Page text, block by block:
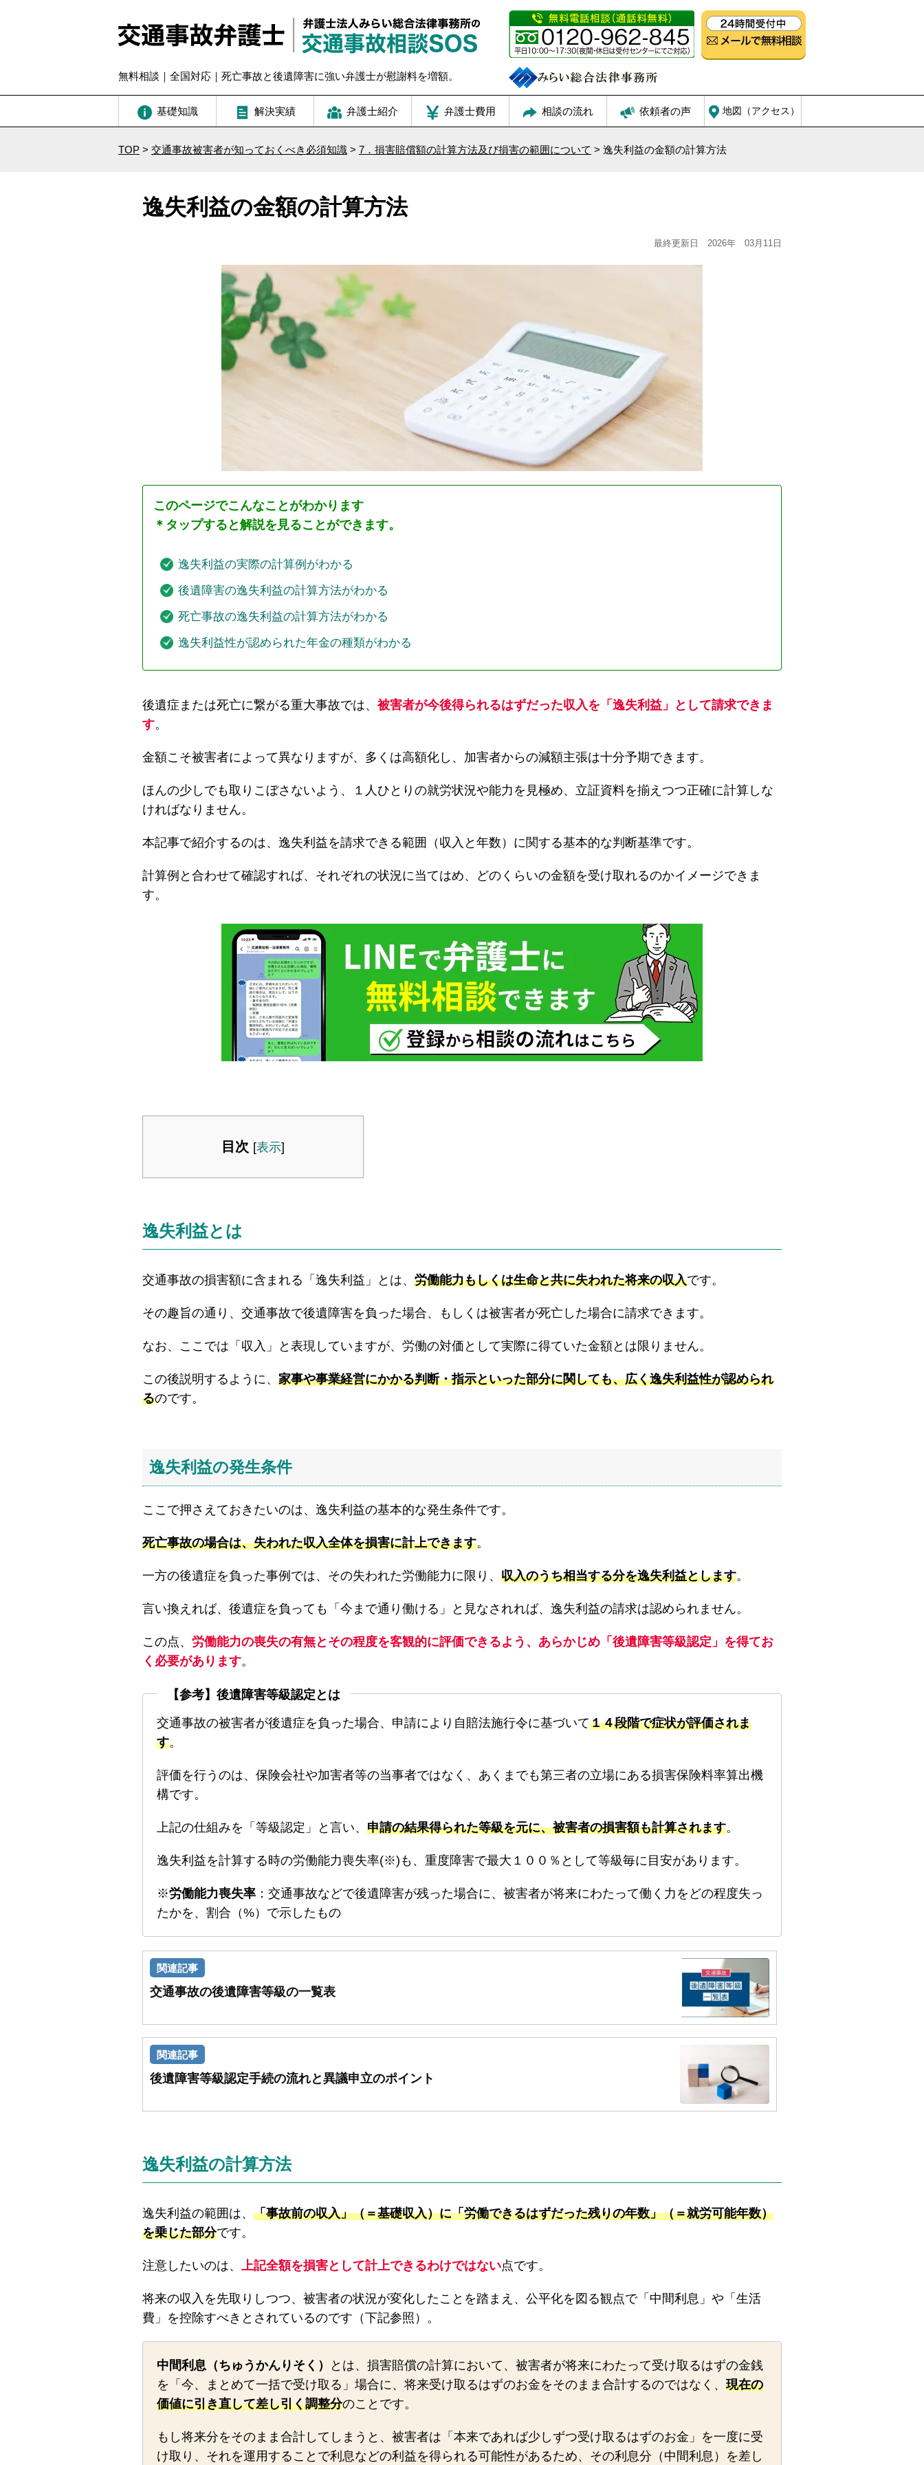
無料相談｜全国対応｜死亡事故と後遺障害に強い弁護士が慰謝料を増額。
基礎知識 解決実績 弁護士紹介 弁護士費用 相談の流れ 依頼者の声 地図（アクセス）
TOP > 交通事故被害者が知っておくべき必須知識 > 7．損害賠償額の計算方法及び損害の範囲について > 逸失利益の金額の計算方法
逸失利益の金額の計算方法
最終更新日 2026年 03月11日
このページでこんなことがわかります
＊タップすると解説を見ることができます。
逸失利益の実際の計算例がわかる
後遺障害の逸失利益の計算方法がわかる
死亡事故の逸失利益の計算方法がわかる
逸失利益性が認められた年金の種類がわかる
後遺症または死亡に繋がる重大事故では、被害者が今後得られるはずだった収入を「逸失利益」として請求できま
す。
金額こそ被害者によって異なりますが、多くは高額化し、加害者からの減額主張は十分予期できます。
ほんの少しでも取りこぼさないよう、１人ひとりの就労状況や能力を見極め、立証資料を揃えつつ正確に計算しな
ければなりません。
本記事で紹介するのは、逸失利益を請求できる範囲（収入と年数）に関する基本的な判断基準です。
計算例と合わせて確認すれば、それぞれの状況に当てはめ、どのくらいの金額を受け取れるのかイメージできま
す。
目次 [表示]
逸失利益とは
交通事故の損害額に含まれる「逸失利益」とは、 労働能力もしくは生命と共に失われた将来の収入です。
その趣旨の通り、交通事故で後遺障害を負った場合、もしくは被害者が死亡した場合に請求できます。
なお、ここでは「収入」と表現していますが、労働の対価として実際に得ていた金額とは限りません。
この後説明するように、 家事や事業経営にかかる判断・指示といった部分に関しても、広く逸失利益性が認められ
るのです。
逸失利益の発生条件
ここで押さえておきたいのは、逸失利益の基本的な発生条件です。
死亡事故の場合は、失われた収入全体を損害に計上できます。
一方の後遺症を負った事例では、その失われた労働能力に限り、 収入のうち相当する分を逸失利益とします。
言い換えれば、後遺症を負っても「今まで通り働ける」と見なされれば、逸失利益の請求は認められません。
この点、 労働能力の喪失の有無とその程度を客観的に評価できるよう、あらかじめ「後遺障害等級認定」を得てお
く必要があります。
【参考】後遺障害等級認定とは
交通事故の被害者が後遺症を負った場合、申請により自賠法施行令に基づいて１４段階で症状が評価されま
す。
評価を行うのは、保険会社や加害者等の当事者ではなく、あくまでも第三者の立場にある損害保険料率算出機
構です。
上記の仕組みを「等級認定」と言い、 申請の結果得られた等級を元に、被害者の損害額も計算されます。
逸失利益を計算する時の労働能力喪失率(※)も、重度障害で最大１００％として等級毎に目安があります。
※労働能力喪失率 ：交通事故などで後遺障害が残った場合に、被害者が将来にわたって働く力をどの程度失っ
たかを、割合（%）で示したもの
交通事故の後遺障害等級の一覧表
後遺障害等級認定手続の流れと異議申立のポイント
逸失利益の計算方法
逸失利益の範囲は、 「事故前の収入」（＝基礎収入）に「労働できるはずだった残りの年数」（＝就労可能年数）
を乗じた部分です。
注意したいのは、 上記全額を損害として計上できるわけではない点です。
将来の収入を先取りしつつ、被害者の状況が変化したことを踏まえ、公平化を図る観点で「中間利息」や「生活
費」を控除すべきとされているのです（下記参照）。
中間利息（ちゅうかんりそく）
とは、損害賠償の計算において、被害者が将来にわたって受け取るはずの金銭
を「今、まとめて一括で受け取る」場合に、将来受け取るはずのお金をそのまま合計するのではなく、 現在の
価値に引き直して差し引く調整分のことです。
もし将来分をそのまま合計してしまうと、被害者は「本来であれば少しずつ受け取るはずのお金」を一度に受
け取り、それを運用することで利息などの利益を得られる可能性があるため、その利息分（中間利息）を差し